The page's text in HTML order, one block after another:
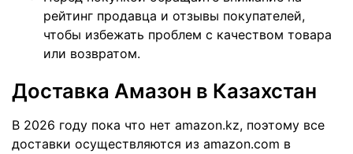
рейтинг продавца и отзывы покупателей,
чтобы избежать проблем с качеством товара
или возвратом.
Доставка Амазон в Казахстан
В 2026 году пока что нет amazon.kz, поэтому все
доставки осуществляются из amazon.com в